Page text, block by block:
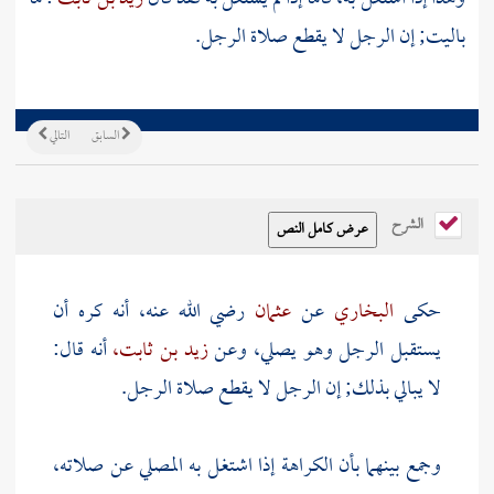
باليت; إن الرجل لا يقطع صلاة الرجل.
التالي السابق
الشرح
حكى البخاري عن عثمان رضي الله عنه، أنه كره أن
يستقبل الرجل وهو يصلي، وعنزيد بن ثابت،أنه قال:
لا يبالي بذلك; إن الرجل لا يقطع صلاة الرجل.
وجمع بينهما بأن الكراهة إذا اشتغل به المصلي عن صلاته،